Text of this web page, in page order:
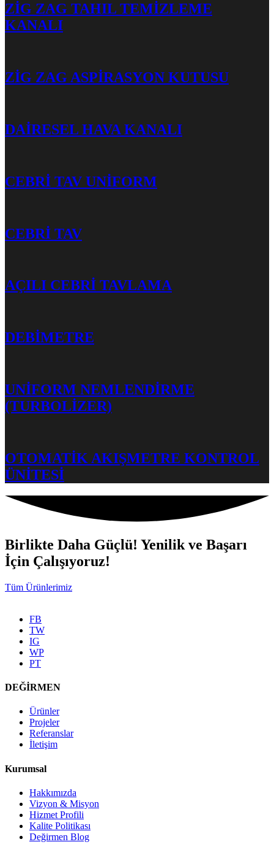
ZİG ZAG TAHIL TEMİZLEME
KANALI
ZİG ZAG ASPİRASYON KUTUSU
DAİRESEL HAVA KANALI
CEBRİ TAV UNİFORM
CEBRİ TAV
AÇILI CEBRİ TAVLAMA
DEBİMETRE
UNİFORM NEMLENDİRME
(TURBOLİZER)
OTOMATİK AKIŞMETRE KONTROL
ÜNİTESİ
Birlikte Daha Güçlü! Yenilik ve Başarı
İçin Çalışıyoruz!
Tüm Ürünlerimiz
FB
TW
IG
WP
PT
DEĞİRMEN
Ürünler
Projeler
Referanslar
İletişim
Kurumsal
Hakkımızda
Vizyon & Misyon
Hizmet Profili
Kalite Politikası
Değirmen Blog